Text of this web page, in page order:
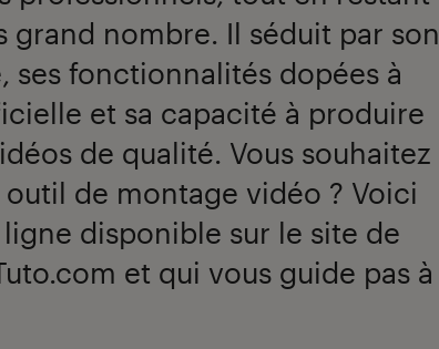
grand nombre. Il séduit par son
ses fonctionnalités dopées à
et sa capacité à produire
de qualité. Vous souhaitez
de montage vidéo ? Voici
disponible sur le site de
et qui vous guide pas à